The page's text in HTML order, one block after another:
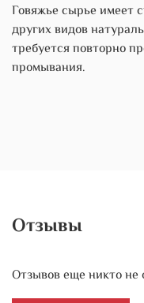
Говяжье сырье имеет
других видов
требуется повторно
промывания.
Отзывы
Отзывов еще никто не